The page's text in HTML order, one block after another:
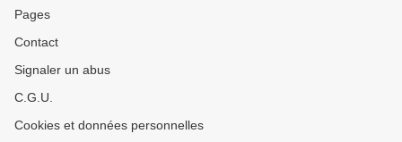
Pages
Contact
Signaler un abus
C.G.U.
Cookies et données personnelles